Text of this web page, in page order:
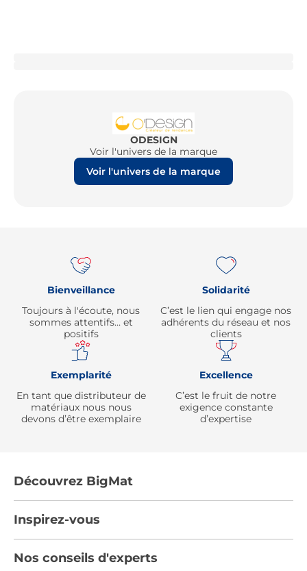
ODESIGN
Voir l'univers de la marque
Voir l'univers de la marque
Bienveillance
Toujours à l'écoute, nous
sommes attentifs… et
positifs
Solidarité
C’est le lien qui engage nos
adhérents du réseau et nos
clients
Exemplarité
En tant que distributeur de
matériaux nous nous
devons d’être exemplaire
Excellence
C’est le fruit de notre
exigence constante
d’expertise
Découvrez BigMat
Devenez adhérent
Inspirez-vous
Nos conseils d'experts